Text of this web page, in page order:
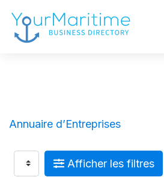
Annuaire d’Entreprises
Afficher les filtres